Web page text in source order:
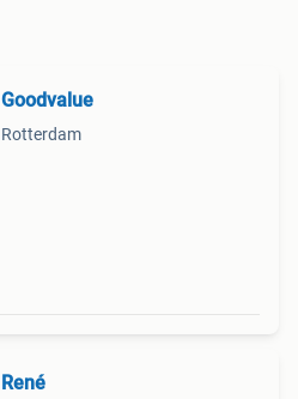
Goodvalue
Rotterdam
René